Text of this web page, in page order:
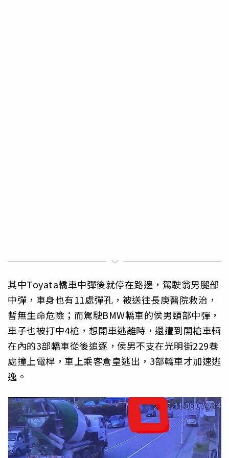
其中Toyata轎車中彈後就停在路邊，駕駛翁男腿部
中彈，車身也有11處彈孔，被送往長庚醫院救治，
暫無生命危險；而駕駛BMW轎車的侯男頸部中彈，
車子也被打中4槍，想開車逃離時，還遭到開槍車輛
在內的3部轎車從後追逐，侯男不支在光明街229巷
處撞上電桿，車上乘客倉皇逃出，3部轎車才加速逃
逸。